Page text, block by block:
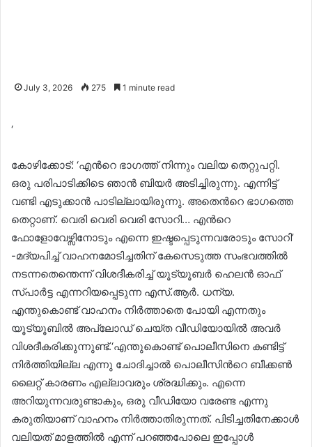
July 3, 2026 275 1 minute read
‘
കോഴിക്കോട്: ‘എന്‍റെ ഭാഗത്ത് നിന്നും വലിയ തെറ്റുപറ്റി.
ഒരു പരിപാടിക്കിടെ ഞാൻ ബിയര്‍ അടിച്ചിരുന്നു. എന്നിട്ട്
വണ്ടി എടുക്കാന്‍ പാടില്ലായിരുന്നു. അതെന്‍റെ ഭാഗത്തെ
തെറ്റാണ്. വെരി വെരി വെരി സോറി… എന്‍റെ
ഫോളോവേഴ്സിനോടും എന്നെ ഇഷ്ടപ്പെടുന്നവരോടും സോറി’
-മദ്യപിച്ച് വാഹനമോടിച്ചതിന് കേസെടുത്ത സംഭവത്തിൽ
നടന്നതെന്തെന്ന് വിശദീകരിച്ച് യൂട്യൂബര്‍ ഹെലന്‍ ഓഫ്
സ്പാര്‍ട്ട എന്നറിയപ്പെടുന്ന എസ്.ആര്‍. ധന്യ.
എന്തുകൊണ്ട് വാഹനം നിർത്താതെ പോയി എന്നതും
യൂട്യൂബിൽ അപ്ലോഡ് ചെയ്ത വീഡിയോയിൽ അവർ
വിശദീകരിക്കുന്നുണ്ട്.‘എന്തുകൊണ്ട് പൊലീസിനെ കണ്ടിട്ട്
നിർത്തിയില്ല എന്നു ചോദിച്ചാൽ പൊലീസിന്‍റെ ബീക്കണ്‍
ലൈറ്റ് കാരണം എല്ലാവരും ശ്രദ്ധിക്കും. എന്നെ
അറിയുന്നവരുണ്ടാകും, ഒരു വീഡിയോ വരേണ്ട എന്നു
കരുതിയാണ് വാഹനം നിര്‍ത്താതിരുന്നത്. പിടിച്ചതിനേക്കാൾ
വലിയത് മാളത്തിൽ എന്ന് പറഞ്ഞപോലെ ഇപ്പോള്‍